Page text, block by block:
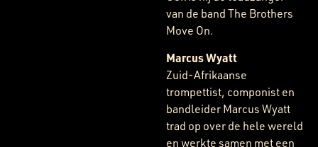
van de band The Brothers
Move On.
Marcus Wyatt
Zuid-Afrikaanse
trompettist, componist en
bandleider Marcus Wyatt
trad op over de hele wereld
en werkte samen met een